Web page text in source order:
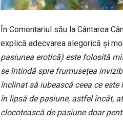
În Comentariul său la Cântarea
explică adecvarea alegorică și
pasiunea erotică) este folosită
se întindă spre frumusețea
înclinat să iubească ceea ce
în lipsă de pasiune, astfel încât,
clocotească de pasiune doar